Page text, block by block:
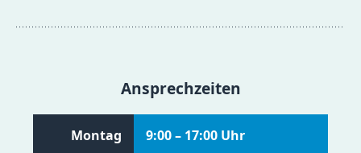
Ansprechzeiten
Montag 9:00 – 17:00 Uhr